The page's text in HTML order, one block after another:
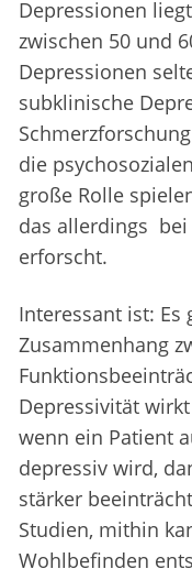
Depressionen
zwischen 50 und
Depressionen
subklinische
die
große Rolle
das allerdings
erforscht.
Interessant ist:
Zusammenhang
Depressivität
wenn ein Patient
depressiv wird,
stärker
Studien, mithin
Wohlbefinden